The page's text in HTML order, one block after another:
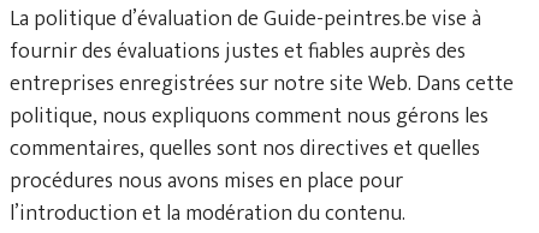
La politique d’évaluation de Guide-peintres.be vise à
fournir des évaluations justes et fiables auprès des
entreprises enregistrées sur notre site Web. Dans cette
politique, nous expliquons comment nous gérons les
commentaires, quelles sont nos directives et quelles
procédures nous avons mises en place pour
l’introduction et la modération du contenu.